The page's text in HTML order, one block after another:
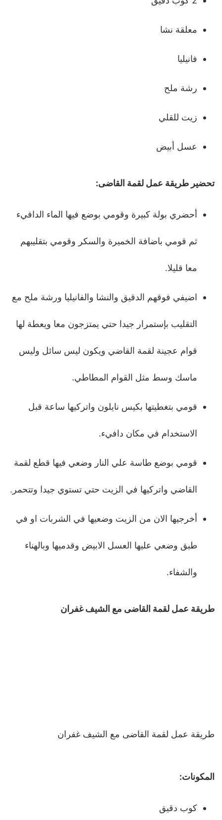
معلقة نشا
فانيليا
رشة ملح
زيت للقلي
عسل أبيض
تحضير طريقة عمل لقمة القاضى:
أحضري بولة كبيرة وقومي بوضع فيها الماء الدافيء
ثم قومي باضافة الخميرة والسكر وقومي بتقليبهم
معا قليلا.
اضيفي فوقهم الدقيق والنشا والفانيليا ورشة ملح مع
التقليب بإستمرار جيدا حتي يمتزجون معا ويعطة لها
قوام عجينة لقمة القاضي ويكون ليس سائل وليس
ماسك وسط مثل القوام المطاطي.
قومي بتغطيتها بكيس نايلون واتركيها ساعة قبل
الاستخدام في مكان دافيء.
قومي بوضع طاسة علي النار وضعي فيها قطع لقمة
القاضي واتركيها في الزيت حتي تستوي جيدا وتتحمر.
أخرجيها الان من الزيت وضعيها في الشربات او في
طبق وضعي عليها العسل الابيض وقدميها وبالهناء
والشفاء.
طريقة عمل لقمة القاضى مع الشيف غفران
طريقة عمل لقمة القاضى مع الشيف غفران
المكونات:
كوب دقيق